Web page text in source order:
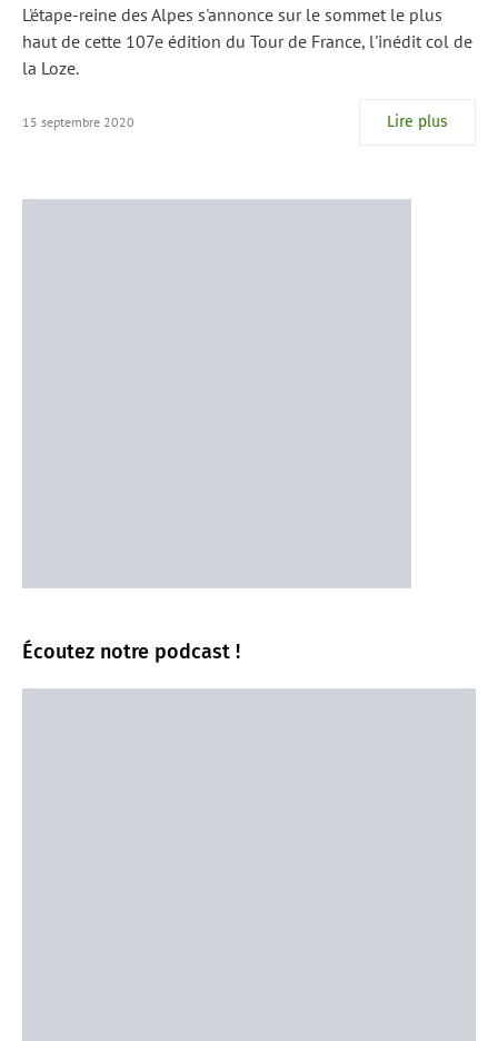
L'étape-reine des Alpes s'annonce sur le sommet le plus
haut de cette 107e édition du Tour de France, l'inédit col de
la Loze.
15 septembre 2020 Lire plus
Écoutez notre podcast !